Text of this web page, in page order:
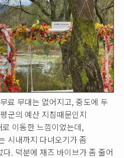
료 무대는 없어지고, 중도에 두
군의 예산 지침때문인지
이동한 느낌이었는데,
시내까지 다녀오기가 좀
. 덕분에 재즈 바이브가 좀 줄어